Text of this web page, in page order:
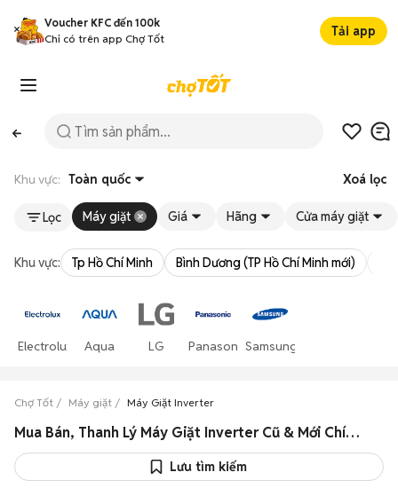
Voucher KFC đến 100k
Chỉ có trên app Chợ Tốt
Tải app
Khu vực: Toàn quốc Xoá lọc
Lọc Máy giặt Giá Hãng Cửa máy giặt
Khu vực: Tp Hồ Chí Minh Bình Dương (TP Hồ Chí Minh mới)
Electrolux Aqua LG PanasonicSamsung
Chợ Tốt Máy giặt Máy Giặt Inverter
Mua Bán, Thanh Lý Máy Giặt Inverter Cũ & Mới Chính Hãng Giá Rẻ
Lưu tìm kiếm